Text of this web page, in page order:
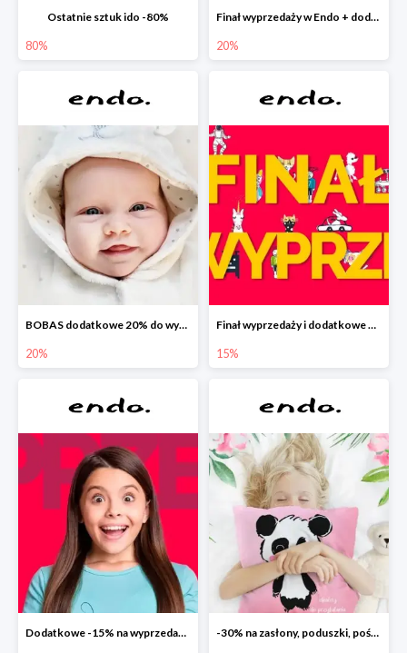
Ostatnie sztuk ido -80%
80%
Finał wyprzedaży w Endo + dodatkowe 2% rabatu
20%
BOBAS dodatkowe 20% do wyprzedaży
20%
Finał wyprzedaży i dodatkowe 15%
15%
Dodatkowe -15% na wyprzedaż do -70% -30% na zasłony, poduszki, pościele dla dzieci